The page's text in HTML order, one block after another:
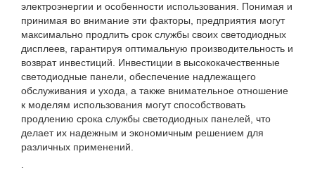
электроэнергии и особенности использования. Понимая и
принимая во внимание эти факторы, предприятия могут
максимально продлить срок службы своих светодиодных
дисплеев, гарантируя оптимальную производительность и
возврат инвестиций. Инвестиции в высококачественные
светодиодные панели, обеспечение надлежащего
обслуживания и ухода, а также внимательное отношение
к моделям использования могут способствовать
продлению срока службы светодиодных панелей, что
делает их надежным и экономичным решением для
различных применений.